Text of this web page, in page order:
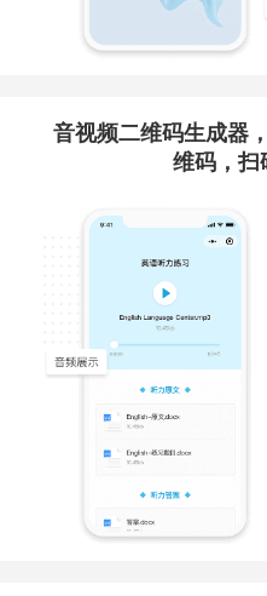
音视频二维码生成器
维码，扫